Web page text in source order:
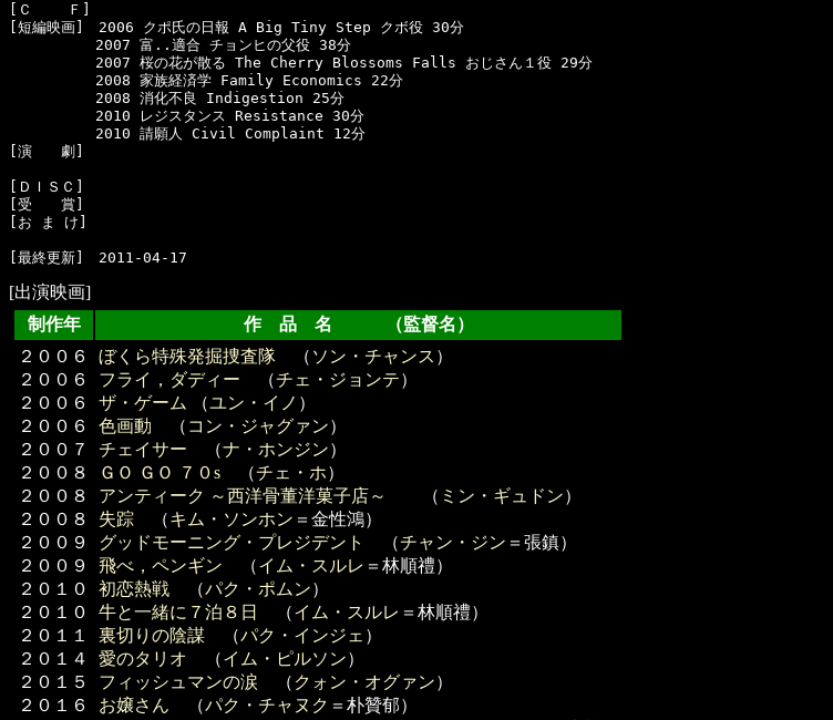
[Ｃ    Ｆ]
[短編映画]　2006 クポ氏の日報 A Big Tiny Step クボ役 30分
2007 富..適合 チョンヒの父役 38分
2007 桜の花が散る The Cherry Blossoms Falls おじさん１役 29分
2008 家族経済学 Family Economics 22分
2008 消化不良 Indigestion 25分
2010 レジスタンス Resistance 30分
2010 請願人 Civil Complaint 12分
[演　　劇]
[ＤＩＳＣ]
[受　　賞]
[お ま け]
[出演映画]
制作年
作 品 名 （監督名）
２００６
２００６
２００６
２００６
２００７
２００８
２００８
２００８
２００９
２００９
２０１０
２０１０
２０１１
２０１４
２０１５
２０１６
ぼくら特殊発掘捜査隊 （ ソン・チャンス ）
フライ，ダディー （チェ・ジョンテ）
ザ・ゲーム
（ユン・イノ ）
色画動 （ コン・ジャグァン）
チェイサー （ナ・ホンジン）
ＧＯ ＧＯ ７０s （チェ・ホ）
アンティーク ～西洋骨董洋菓子店～
（ ミン・ギュドン）
失踪 （キム・ソンホン ＝金性鴻）
グッドモーニング・プレジデント
（チャン・ジン ＝張鎮）
飛べ，ペンギン （イム・スルレ ＝林順禮）
初恋熱戦 （パク・ポムン）
牛と一緒に７泊８日
（イム・スルレ ＝林順禮）
裏切りの陰謀 （パク・インジェ ）
愛のタリオ （イム・ピルソン）
フィッシュマンの涙 （ クォン・オグァン）
お嬢さん （パク・チャヌク ＝朴贊郁）